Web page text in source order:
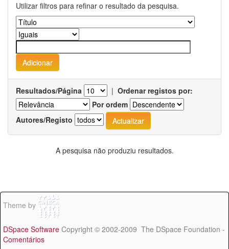
Utilizar filtros para refinar o resultado da pesquisa.
Resultados/Página | Ordenar registos por:
Por ordem
Autores/Registo
A pesquisa não produziu resultados.
Theme by
DSpace Software Copyright © 2002-2009 The DSpace Foundation -
Comentários